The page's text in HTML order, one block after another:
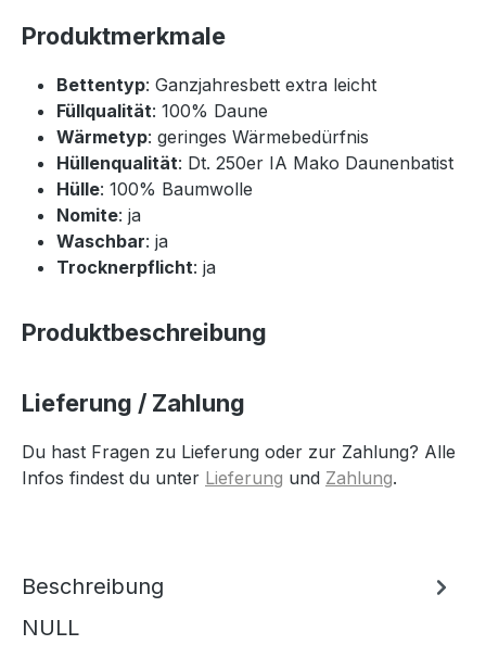
Produktmerkmale
Bettentyp: Ganzjahresbett extra leicht
Füllqualität: 100% Daune
Wärmetyp: geringes Wärmebedürfnis
Hüllenqualität: Dt. 250er IA Mako Daunenbatist
Hülle: 100% Baumwolle
Nomite: ja
Waschbar: ja
Trocknerpflicht: ja
Produktbeschreibung
Lieferung / Zahlung
Du hast Fragen zu Lieferung oder zur Zahlung? Alle
Infos findest du unter Lieferung und Zahlung.
Beschreibung
NULL